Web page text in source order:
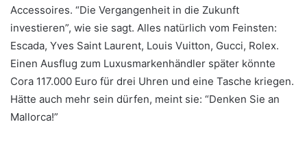
Accessoires. “Die Vergangenheit in die Zukunft
investieren”, wie sie sagt. Alles natürlich vom Feinsten:
Escada, Yves Saint Laurent, Louis Vuitton, Gucci, Rolex.
Einen Ausflug zum Luxusmarkenhändler später könnte
Cora 117.000 Euro für drei Uhren und eine Tasche kriegen.
Hätte auch mehr sein dürfen, meint sie: “Denken Sie an
Mallorca!”